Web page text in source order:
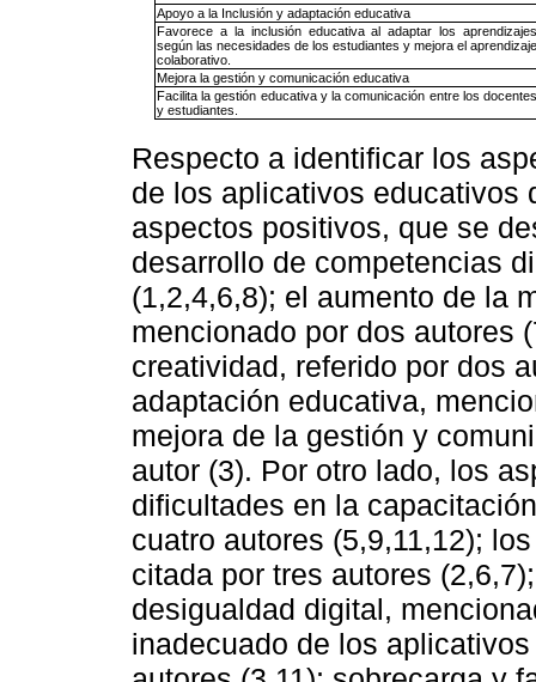
Apoyo a la Inclusión y adaptación educativa
Favorece a la inclusión educativa al adaptar los aprendizajes
según las necesidades de los estudiantes y mejora el aprendizaje
colaborativo.
Mejora la gestión y comunicación educativa
Facilita la gestión educativa y la comunicación entre los docentes
y estudiantes.
Respecto a identificar los
de los aplicativos educativos
aspectos positivos, que se
desarrollo de competencias
(1,2,4,6,8); el aumento de la
mencionado por dos autores
creatividad, referido por dos
adaptación educativa,
mejora de la gestión y
autor (3). Por otro lado, los
dificultades en la
cuatro autores (5,9,11,12);
citada por tres autores
desigualdad digital,
inadecuado de los